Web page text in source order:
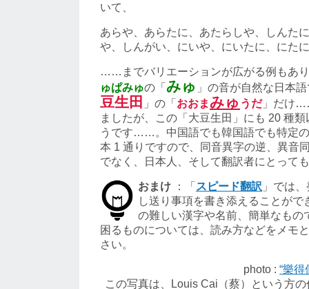
いて、
あらや、あらたに、あたらしや、しんた
や、しんがい、にいや、にいたに、にたに
……までバリエーションが広がる例もあ
ゅぱみゅの「 みゅ 」の音が自然な日本
豆生田 」の「 おおま みゅ うだ」だけ
ましたが、この「大豆生田」にも 20 種
うです……。中国語でも韓国語でも特定
本 1 通りですので、同音異字の逆、異音
でなく、日本人、そして翻訳者にとって
おまけ ：「 スピード翻訳 」では
し送り事項を書き添えることがで
の難しい漢字や名前、簡単なもの
困るものについては、読み方などをメモ
さい。
photo :“樂
この写真は、Louis Cai（蔡）という方